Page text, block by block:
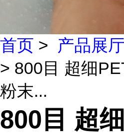
首页 > 产品展厅
> 800目 超细
粉末...
800目 超